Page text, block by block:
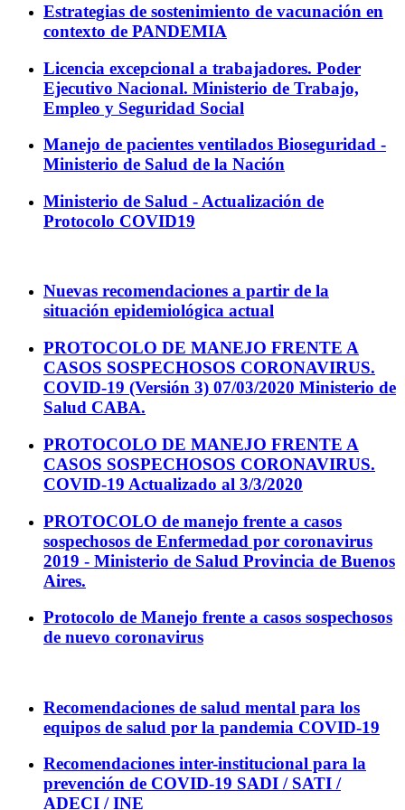
Estrategias de sostenimiento de vacunación en
contexto de PANDEMIA
Licencia excepcional a trabajadores. Poder
Ejecutivo Nacional. Ministerio de Trabajo,
Empleo y Seguridad Social
Manejo de pacientes ventilados Bioseguridad -
Ministerio de Salud de la Nación
Ministerio de Salud - Actualización de
Protocolo COVID19
Nuevas recomendaciones a partir de la
situación epidemiológica actual
PROTOCOLO DE MANEJO FRENTE A
CASOS SOSPECHOSOS CORONAVIRUS.
COVID-19 (Versión 3) 07/03/2020 Ministerio de
Salud CABA.
PROTOCOLO DE MANEJO FRENTE A
CASOS SOSPECHOSOS CORONAVIRUS.
COVID-19 Actualizado al 3/3/2020
PROTOCOLO de manejo frente a casos
sospechosos de Enfermedad por coronavirus
2019 - Ministerio de Salud Provincia de Buenos
Aires.
Protocolo de Manejo frente a casos sospechosos
de nuevo coronavirus
Recomendaciones de salud mental para los
equipos de salud por la pandemia COVID-19
Recomendaciones inter-institucional para la
prevención de COVID-19 SADI / SATI /
ADECI / INE